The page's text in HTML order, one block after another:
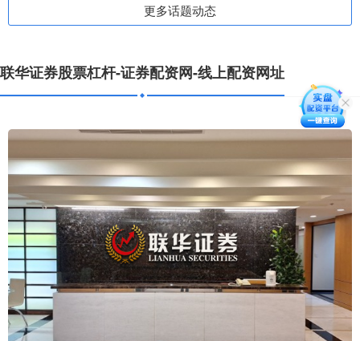
更多话题动态
联华证券股票杠杆-证券配资网-线上配资网址